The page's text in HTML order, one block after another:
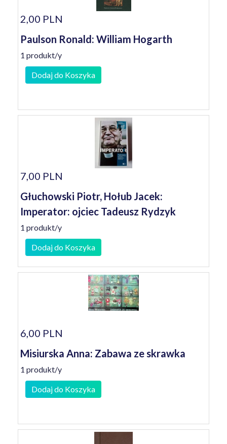
2,00 PLN
Paulson Ronald: William Hogarth
1 produkt/y
Dodaj do Koszyka
7,00 PLN
Głuchowski Piotr, Hołub Jacek:
Imperator: ojciec Tadeusz Rydzyk
1 produkt/y
Dodaj do Koszyka
6,00 PLN
Misiurska Anna: Zabawa ze skrawka
1 produkt/y
Dodaj do Koszyka